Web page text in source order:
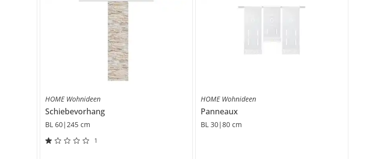
HOME Wohnideen
Schiebevorhang
BL 60|245 cm
1
HOME Wohnideen
Panneaux
BL 30|80 cm